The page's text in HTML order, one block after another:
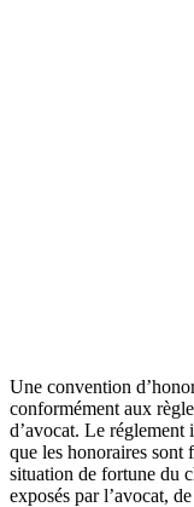
Une convention
conformément aux
d’avocat. Le réglement
que les honoraires sont
situation de fortune du
exposés par l’avocat,